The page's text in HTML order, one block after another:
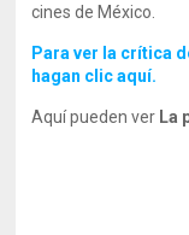
cines de México.
Para ver la crítica
hagan clic aquí.
Aquí pueden ver La